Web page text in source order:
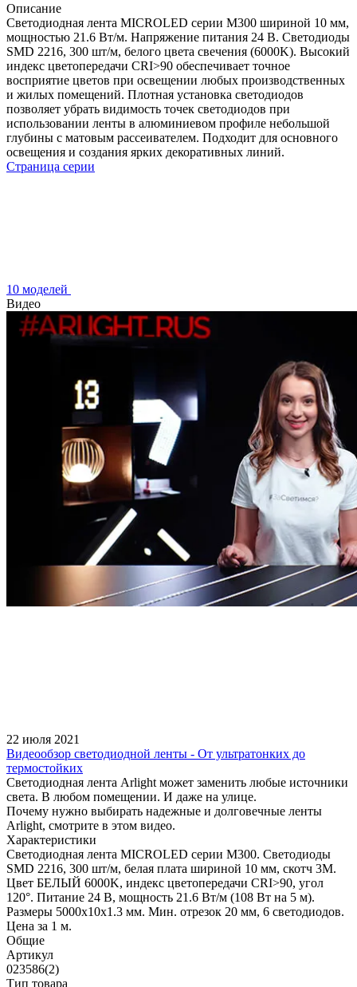
Описание
Светодиодная лента MICROLED серии M300 шириной 10 мм,
мощностью 21.6 Вт/м. Напряжение питания 24 В. Светодиоды
SMD 2216, 300 шт/м, белого цвета свечения (6000K). Высокий
индекс цветопередачи CRI>90 обеспечивает точное
восприятие цветов при освещении любых производственных
и жилых помещений. Плотная установка светодиодов
позволяет убрать видимость точек светодиодов при
использовании ленты в алюминиевом профиле небольшой
глубины с матовым рассеивателем. Подходит для основного
освещения и создания ярких декоративных линий.
Страница серии
10 моделей
Видео
22 июля 2021
Видеообзор светодиодной ленты - От ультратонких до
термостойких
Светодиодная лента Arlight может заменить любые источники
света. В любом помещении. И даже на улице.
Почему нужно выбирать надежные и долговечные ленты
Arlight, смотрите в этом видео.
Характеристики
Светодиодная лента MICROLED серии M300. Светодиоды
SMD 2216, 300 шт/м, белая плата шириной 10 мм, скотч 3M.
Цвет БЕЛЫЙ 6000K, индекс цветопередачи CRI>90, угол
120°. Питание 24 В, мощность 21.6 Вт/м (108 Вт на 5 м).
Размеры 5000x10x1.3 мм. Мин. отрезок 20 мм, 6 светодиодов.
Цена за 1 м.
Общие
Артикул
023586(2)
Тип товара